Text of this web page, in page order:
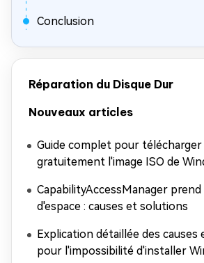
Conclusion
Réparation du Disque Dur
Nouveaux articles
Guide complet pour télécharger
gratuitement l'image ISO de
CapabilityAccessManager
d'espace : causes et solutions
Explication détaillée des causes
pour l'impossibilité d'installer